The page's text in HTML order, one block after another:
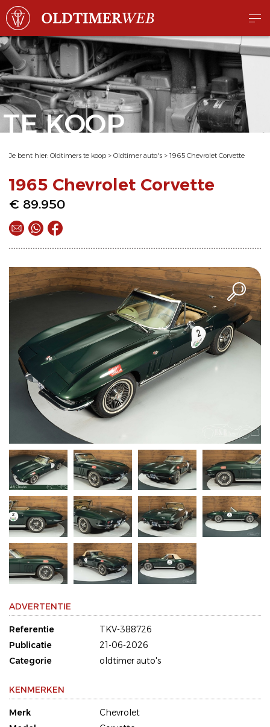
TE KOOP
Je bent hier: Oldtimers te koop > Oldtimer auto's > 1965 Chevrolet Corvette
1965 Chevrolet Corvette
€ 89.950
ADVERTENTIE
Referentie
TKV-388726
Publicatie
21-06-2026
Categorie
oldtimer auto's
KENMERKEN
Merk
Chevrolet